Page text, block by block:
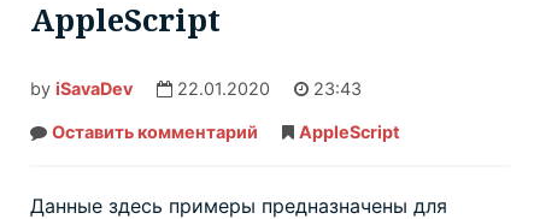
AppleScript
by iSavaDev 22.01.2020 23:43
Оставить комментарий Как
идентифицировать
AppleScript
AppleScript
Данные здесь примеры предназначены для